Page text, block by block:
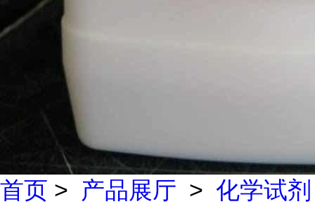
首页 > 产品展厅 > 化学试剂